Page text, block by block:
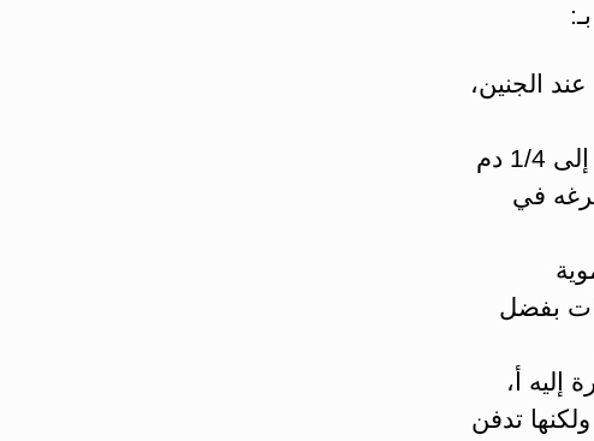
الجنين،
– يعتبر الطحال مخزنآ رئيسيآ للدم (إذ يمكنه إختزان 1/5 إلى 1/4 دم
في
بفضل
إليه أ،
تدفن